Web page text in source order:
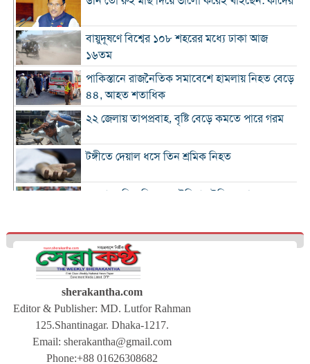
বায়ুদূষণে বিশ্বের ১০৮ শহরের মধ্যে ঢাকা আজ
১৬তম
পাকিস্তানে রাজনৈতিক সমাবেশে হামলায় নিহত বেড়ে
৪৪, আহত শতাধিক
২২ জেলায় তাপপ্রবাহ, বৃষ্টি বেড়ে কমতে পারে গরম
টঙ্গীতে দেয়াল ধসে তিন শ্রমিক নিহত
১২ রানে লিড নিয়ে অস্ট্রেলিয়ার ইনিংস শেষ
গলে যাওয়া হিমবাহ থেকে মিলল ৩৭ বছর আগে
নিখোঁজ পর্যটকের মরদেহ
শান্তিপূর্ণ নির্বাচনে রাজনৈতিক সমঝোতার বিকল্প
নেই
ঢাকায় আরও দেড় হাজার ডেঙ্গু শয্যা বাড়ছে :
স্বাস্থ্যমন্ত্রী
সারাদেশে বিএনপির নতুন কর্মসূচি ঘোষণা
sherakantha.com
Editor & Publisher: MD. Lutfor Rahman
125.Shantinagar. Dhaka-1217.
Email: sherakantha@gmail.com
Phone:+88 01626308682